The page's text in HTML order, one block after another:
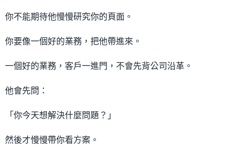
你不能期待他慢慢研究你的頁面。
你要像一個好的業務，把他帶進來。
一個好的業務，客戶一進門，不會先背公司沿革。
他會先問：
「你今天想解決什麼問題？」
然後才慢慢帶你看方案。